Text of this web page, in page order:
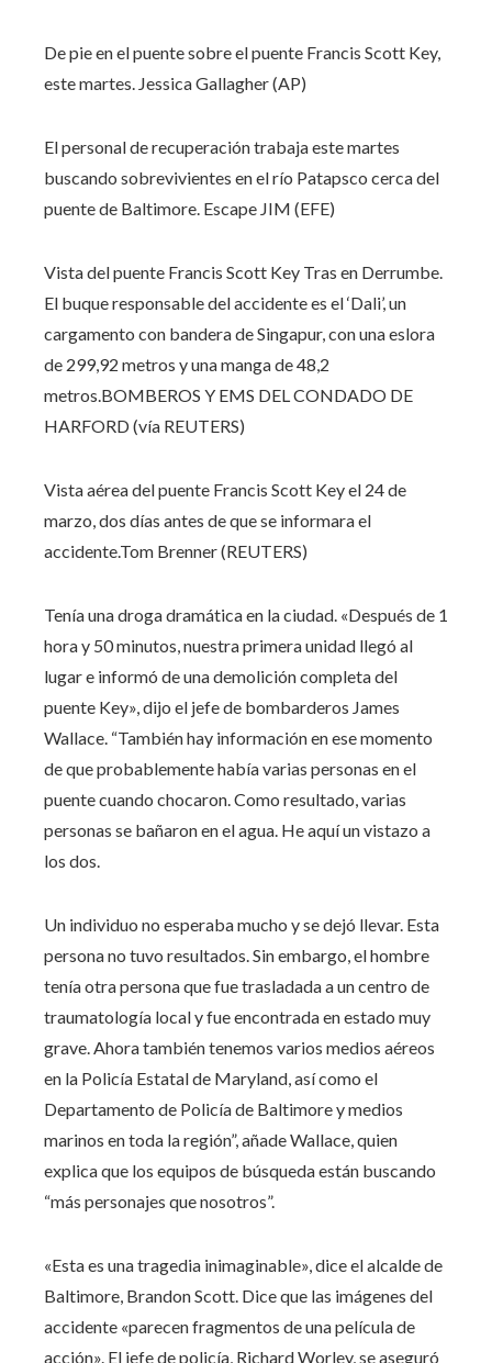
De pie en el puente sobre el puente Francis Scott Key,
este martes. Jessica Gallagher (AP)
El personal de recuperación trabaja este martes
buscando sobrevivientes en el río Patapsco cerca del
puente de Baltimore. Escape JIM (EFE)
Vista del puente Francis Scott Key Tras en Derrumbe.
El buque responsable del accidente es el ‘Dali’, un
cargamento con bandera de Singapur, con una eslora
de 299,92 metros y una manga de 48,2
metros. BOMBEROS Y EMS DEL CONDADO DE
HARFORD (vía REUTERS)
Vista aérea del puente Francis Scott Key el 24 de
marzo, dos días antes de que se informara el
accidente.Tom Brenner (REUTERS)
Tenía una droga dramática en la ciudad. «Después de 1
hora y 50 minutos, nuestra primera unidad llegó al
lugar e informó de una demolición completa del
puente Key», dijo el jefe de bombarderos James
Wallace. “También hay información en ese momento
de que probablemente había varias personas en el
puente cuando chocaron. Como resultado, varias
personas se bañaron en el agua. He aquí un vistazo a
los dos.
Un individuo no esperaba mucho y se dejó llevar. Esta
persona no tuvo resultados. Sin embargo, el hombre
tenía otra persona que fue trasladada a un centro de
traumatología local y fue encontrada en estado muy
grave. Ahora también tenemos varios medios aéreos
en la Policía Estatal de Maryland, así como el
Departamento de Policía de Baltimore y medios
marinos en toda la región”, añade Wallace, quien
explica que los equipos de búsqueda están buscando
“más personajes que nosotros”.
«Esta es una tragedia inimaginable», dice el alcalde de
Baltimore, Brandon Scott. Dice que las imágenes del
accidente «parecen fragmentos de una película de
acción». El jefe de policía, Richard Worley, se aseguró